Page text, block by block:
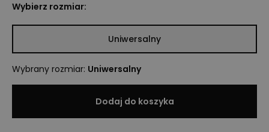
Wybierz rozmiar:
Uniwersalny
Wybrany rozmiar: Uniwersalny
Dodaj do koszyka